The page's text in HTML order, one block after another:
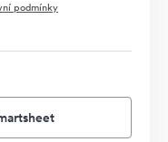
podmínky